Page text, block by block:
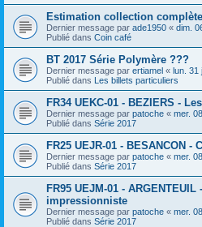
Estimation collection complète
Dernier message par ade1950 « dim.
Publié dans Coin café
BT 2017 Série Polymère ???
Dernier message par ertiamel « lun. 31
Publié dans Les billets particuliers
FR34 UEKC-01 - BEZIERS -
Dernier message par patoche « mer.
Publié dans Série 2017
FR25 UEJR-01 - BESANCON -
Dernier message par patoche « mer.
Publié dans Série 2017
FR95 UEJM-01 -
impressionniste
Dernier message par patoche « mer.
Publié dans Série 2017